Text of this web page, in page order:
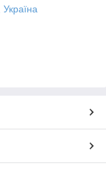
Україна